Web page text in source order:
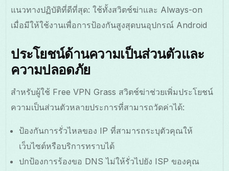
แนวทางปฏิบัติที่ดีที่สุด: ใช้ทั้งสวิตช์ฆ่าและ Always-on
เมื่อมีให้ใช้งานเพื่อการป้องกันสูงสุดบนอุปกรณ์ Android
ประโยชน์ด้านความเป็นส่วนตัวและ
ความปลอดภัย
สำหรับผู้ใช้ Free VPN Grass สวิตช์ฆ่าช่วยเพิ่มประโยชน์
ความเป็นส่วนตัวหลายประการที่สามารถวัดค่าได้:
ป้องกันการรั่วไหลของ IP ที่สามารถระบุตัวคุณให้
เว็บไซต์หรือบริการทราบได้
ปกป้องการร้องขอ DNS ไม่ให้รั่วไปยัง ISP ของคุณ